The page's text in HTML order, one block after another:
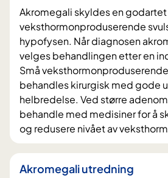
Akromegali skyldes en godartet
veksthormonproduserende
hypofysen. Når diagnosen
velges behandlingen etter en
Små
behandles kirurgisk med gode
helbredelse. Ved større
behandle med medisiner for å
og redusere nivået av
Akromegali utredning